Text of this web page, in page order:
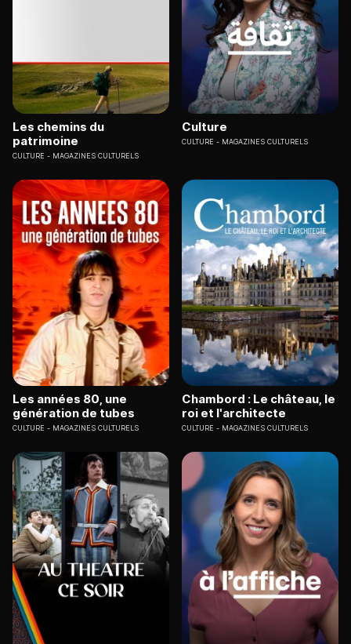
Les chemins du
patrimoine
CULTURE MAGAZINES CULTURELS
Culture
CULTURE MAGAZINES CULTURELS
Les années 80, une
génération de tubes
CULTURE MAGAZINES CULTURELS
Chambord : Le château, le
roi et l'architecte
CULTURE MAGAZINES CULTURELS